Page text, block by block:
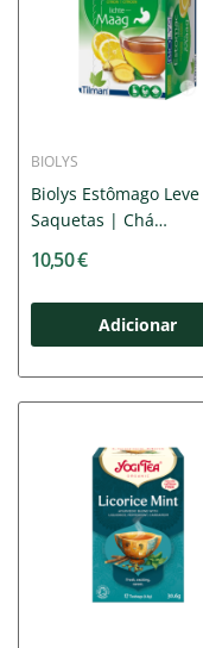
BIOLYS
Biolys Estômago
Saquetas | Chá
10,50 €
Adicionar